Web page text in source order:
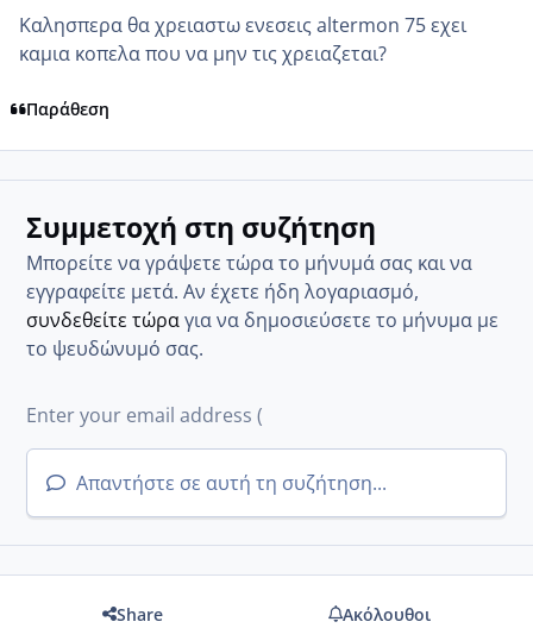
Καλησπερα θα χρειαστω ενεσεις altermon 75 εχει
καμια κοπελα που να μην τις χρειαζεται?
Παράθεση
Συμμετοχή στη συζήτηση
Μπορείτε να γράψετε τώρα το μήνυμά σας και να
εγγραφείτε μετά. Αν έχετε ήδη λογαριασμό,
συνδεθείτε τώραγια να δημοσιεύσετε το μήνυμα με
το ψευδώνυμό σας.
Απαντήστε σε αυτή τη συζήτηση...
Share Ακόλουθοι